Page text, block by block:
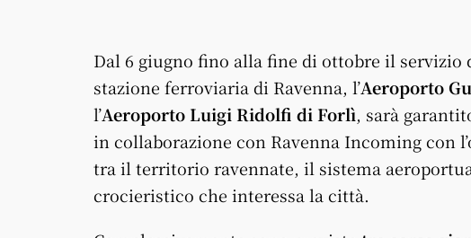
Dal 6 giugno fino alla fine di ottobre il servizio
stazione ferroviaria di Ravenna, l’Aeroporto
l’Aeroporto Luigi Ridolfi di Forlì, sarà
in collaborazione con Ravenna Incoming con
tra il territorio ravennate, il sistema
crocieristico che interessa la città.